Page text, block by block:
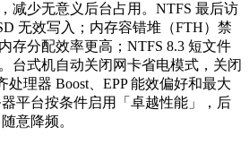
减少无意义后台占用。NTFS 最后访
无效写入；内存容错堆（FTH）禁
存分配效率更高；NTFS 8.3 短文件
台式机自动关闭网卡省电模式，关闭
处理器 Boost、EPP 能效偏好和最大
平台按条件启用「卓越性能」，后
意降频。